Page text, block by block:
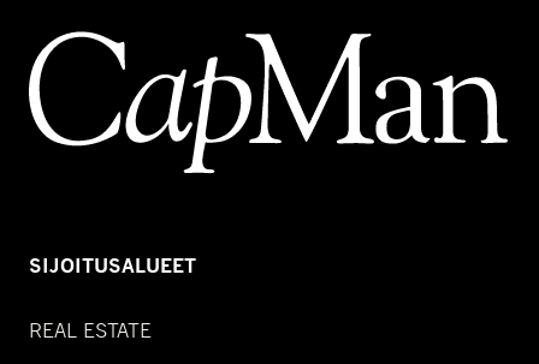
SIJOITUSALUEET
REAL ESTATE